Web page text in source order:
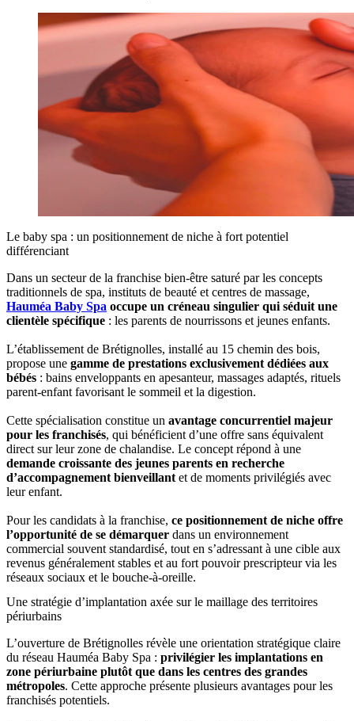
Le baby spa : un positionnement de niche à fort potentiel
différenciant
Dans un secteur de la franchise bien-être saturé par les concepts
traditionnels de spa, instituts de beauté et centres de massage,
Hauméa Baby Spa occupe un créneau singulier qui séduit une
clientèle spécifique : les parents de nourrissons et jeunes enfants.
L’établissement de Brétignolles, installé au 15 chemin des bois,
propose une gamme de prestations exclusivement dédiées aux
bébés : bains enveloppants en apesanteur, massages adaptés, rituels
parent-enfant favorisant le sommeil et la digestion.
Cette spécialisation constitue un avantage concurrentiel majeur
pour les franchisés, qui bénéficient d’une offre sans équivalent
direct sur leur zone de chalandise. Le concept répond à une
demande croissante des jeunes parents en recherche
d’accompagnement bienveillant et de moments privilégiés avec
leur enfant.
Pour les candidats à la franchise, ce positionnement de niche offre
l’opportunité de se démarquer dans un environnement
commercial souvent standardisé, tout en s’adressant à une cible aux
revenus généralement stables et au fort pouvoir prescripteur via les
réseaux sociaux et le bouche-à-oreille.
Une stratégie d’implantation axée sur le maillage des territoires
périurbains
L’ouverture de Brétignolles révèle une orientation stratégique claire
du réseau Hauméa Baby Spa : privilégier les implantations en
zone périurbaine plutôt que dans les centres des grandes
métropoles. Cette approche présente plusieurs avantages pour les
franchisés potentiels.